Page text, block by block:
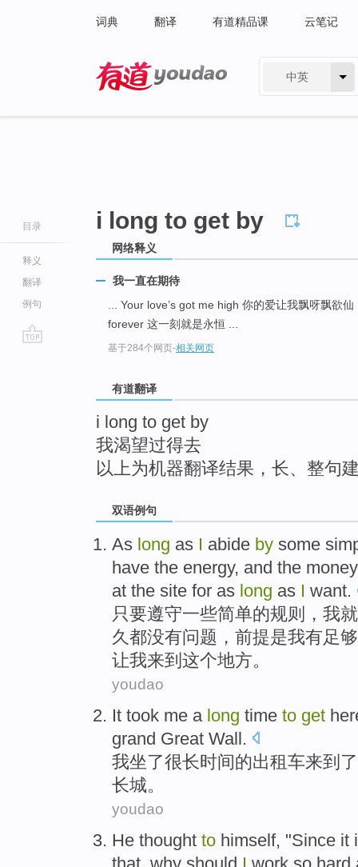
词典 翻译 有道精品课 云笔记
中英
目录
释义
翻译
例句
i long to get by
网络释义
我一直在期待
... Your love’s got me high 你的爱让我飘呀飘欲仙
forever 这一刻就是永恒 ...
基于284个网页-相关网页
有道翻译
i long to get by
我渴望过得去
以上为机器翻译结果，长、整句
双语例句
As long as I abide by some
have the energy, and the money
at the site for as long as I want.
只要遵守一些简单的规则 ， 我就
久都没有问题， 前提是我有足够
让我来到 这个地方。
youdao
It took me a long time to get
grand Great Wall.
我坐了很长时间的出租车来到
长城。
youdao
He thought to himself, "Since it